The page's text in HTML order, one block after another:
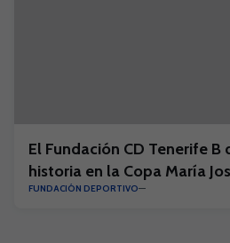
El Fundación CD Tenerife B
historia en la Copa María
FUNDACIÓN DEPORTIVO